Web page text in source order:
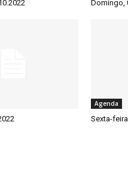
Domingo,
Agenda
Sexta-